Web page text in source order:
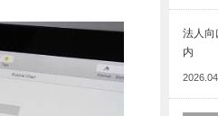
法人向
内